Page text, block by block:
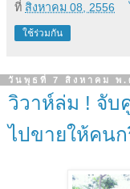
ที่ สิงหาคม 08, 2556
ใช้ร่วมกัน
วันพุธที่ 7 สิงหาคม พ.
วิวาห์ล่ม ! จับ
ไปขายให้คนก